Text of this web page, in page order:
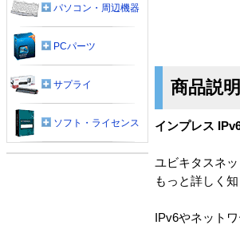
商品説明
インプレス
ユビキタスネ
もっと詳しく
IPv6やネット
パソコン・周辺機器
PCパーツ
サプライ
ソフト・ライセンス